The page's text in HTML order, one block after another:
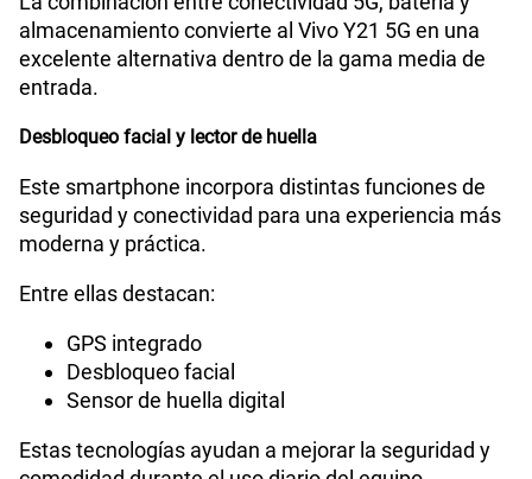
almacenamiento convierte al Vivo Y21 5G en una
excelente alternativa dentro de la gama media de
entrada.
Desbloqueo facial y lector de huella
Este smartphone incorpora distintas funciones de
seguridad y conectividad para una experiencia más
moderna y práctica.
Entre ellas destacan:
GPS integrado
Desbloqueo facial
Sensor de huella digital
Estas tecnologías ayudan a mejorar la seguridad y